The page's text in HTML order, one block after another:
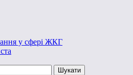
у сфері ЖКГ